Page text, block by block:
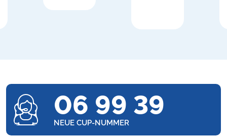
06 99 39
NEUE CUP-NUMMER